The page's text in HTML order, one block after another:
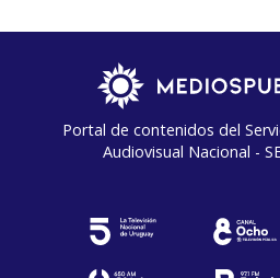
Portal de contenidos del
Audiovisual Nacional -